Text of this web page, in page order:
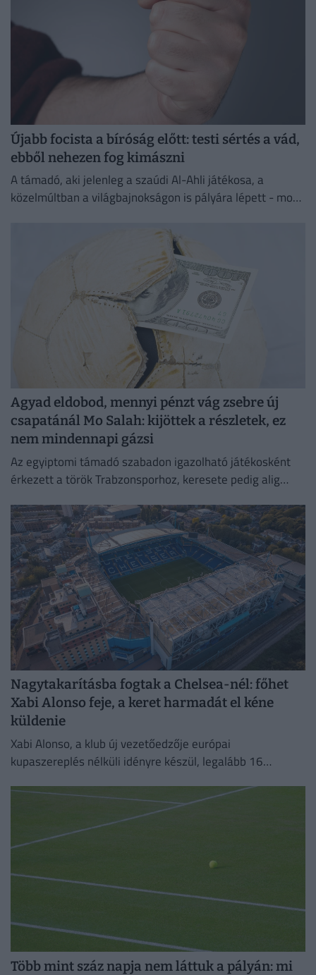
Újabb focista a bíróság előtt: testi sértés a vád,
ebből nehezen fog kimászni
A támadó, aki jelenleg a szaúdi Al-Ahli játékosa, a
közelmúltban a világbajnokságon is pályára lépett - most
Agyad eldobod, mennyi pénzt vág zsebre új
csapatánál Mo Salah: kijöttek a részletek, ez
nem mindennapi gázsi
Az egyiptomi támadó szabadon igazolható játékosként
érkezett a török Trabzonsporhoz, keresete pedig alig
Nagytakarításba fogtak a Chelsea-nél: főhet
Xabi Alonso feje, a keret harmadát el kéne
küldenie
Xabi Alonso, a klub új vezetőedzője európai
kupaszereplés nélküli idényre készül, legalább 16
Több mint száz napja nem láttuk a pályán: mi